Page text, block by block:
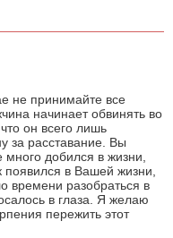
не принимайте все
начинает обвинять во
он всего лишь
за расставание. Вы
много добился в жизни,
появился в Вашей жизни,
времени разобраться в
в глаза. Я желаю
пережить этот